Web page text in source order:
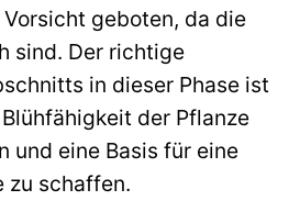
geboten, da die
sind. Der richtige
in dieser Phase ist
der Pflanze
und eine Basis für eine
zu schaffen.